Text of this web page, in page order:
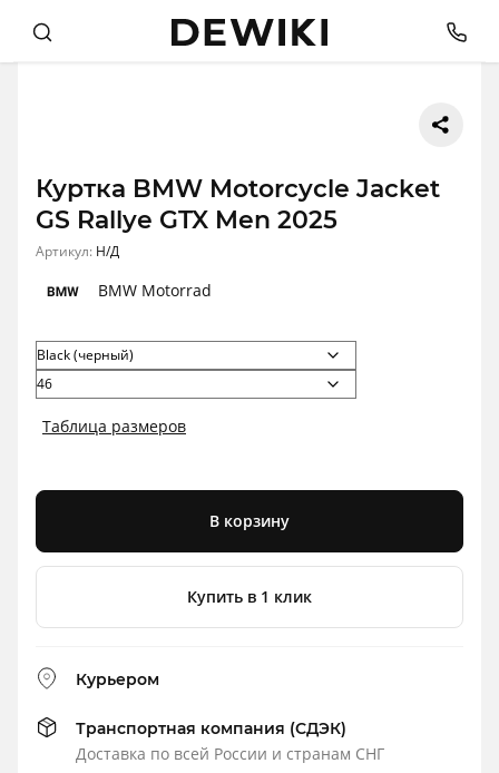
Куртка BMW Motorcycle Jacket
GS Rallye GTX Men 2025
Артикул: Н/Д
BMW Motorrad
Таблица размеров
В корзину
Купить в 1 клик
Курьером
Транспортная компания (СДЭК)
Доставка по всей России и странам СНГ